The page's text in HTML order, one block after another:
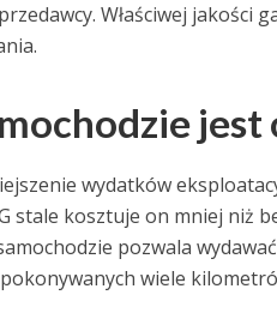
Właściwej jakości
jest
wydatków
stale kosztuje on mniej niż
pozwala
wiele